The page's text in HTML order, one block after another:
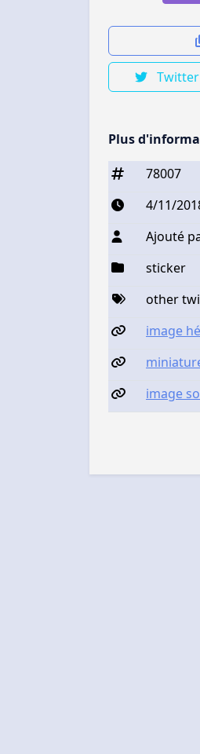
Twitter
Plus
78007
4/11/
Ajouté
sticker
other
image
image